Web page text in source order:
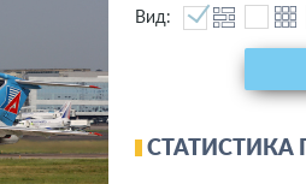
Вид:
СТАТИСТИКА